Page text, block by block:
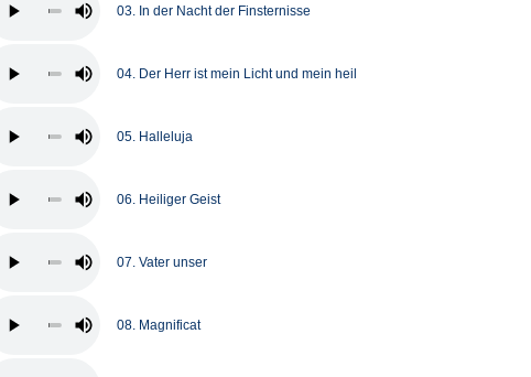
03. In der Nacht der Finsternisse
04. Der Herr ist mein Licht und mein heil
05. Halleluja
06. Heiliger Geist
07. Vater unser
08. Magnificat